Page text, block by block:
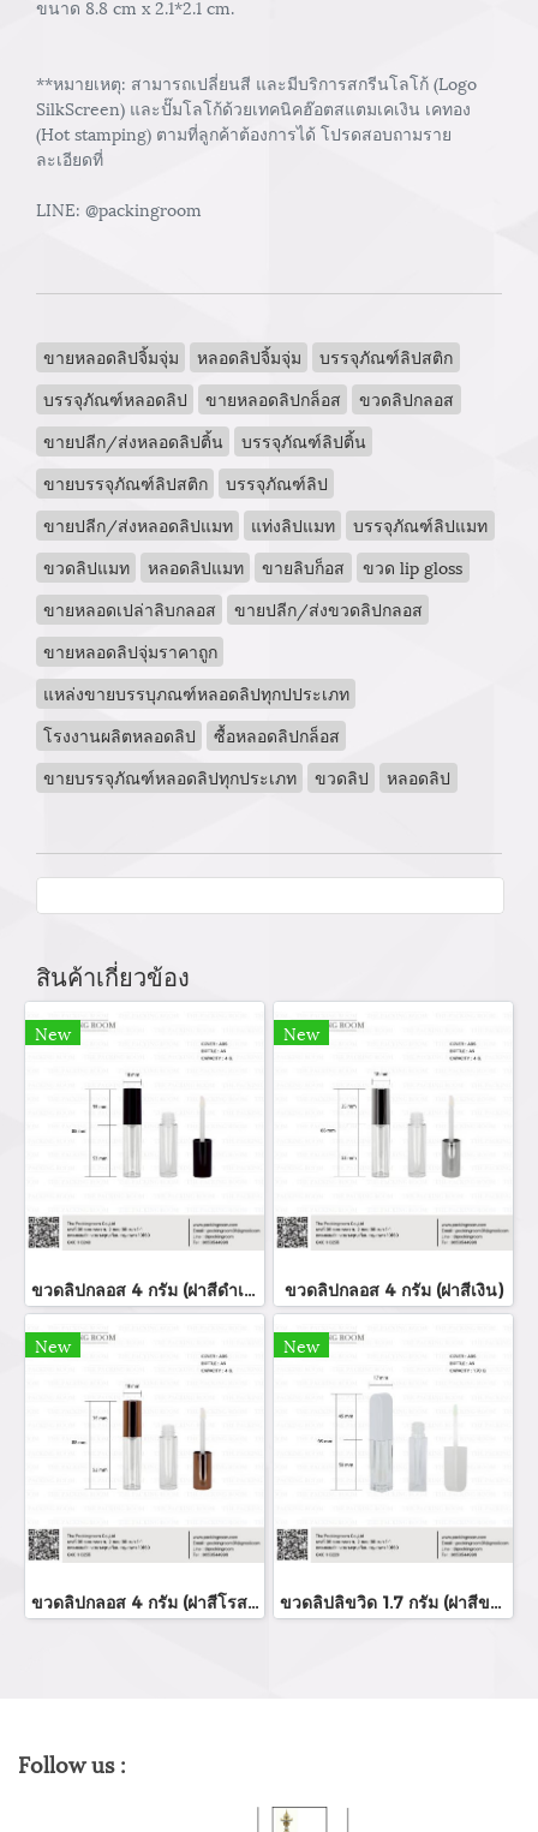
ขนาด 8.8 cm x 2.1*2.1 cm.
**หมายเหตุ: สามารถเปลี่ยนสี และมีบริการสกรีนโลโก้ (Logo
SilkScreen) และปั๊มโลโก้ด้วยเทคนิคฮ๊อตสแตมเคเงิน เคทอง
(Hot stamping) ตามที่ลูกค้าต้องการได้ โปรดสอบถามราย
ละเอียดที่
LINE: @packingroom
ขายหลอดลิปจิ้มจุ่ม หลอดลิปจิ้มจุ่ม
บรรจุภัณฑ์ลิปสติก
บรรจุภัณฑ์หลอดลิป
ขายหลอดลิปกล็อส
ขวดลิปกลอส
ขายปลีก/ส่งหลอดลิปติ้น
บรรจุภัณฑ์ลิปติ้น
ขายบรรจุภัณฑ์ลิปสติก
บรรจุภัณฑ์ลิป
ขายปลีก/ส่งหลอดลิปแมท
แท่งลิปแมท
บรรจุภัณฑ์ลิปแมท
ขวดลิปแมท
หลอดลิปแมท ขายลิบก็อส
ขวด lip gloss
ขายหลอดเปล่าลิบกลอส
ขายปลีก/ส่งขวดลิปกลอส
ขายหลอดลิปจุ่มราคาถูก
แหล่งขายบรรบุภณฑ์หลอดลิปทุกปประเภท
โรงงานผลิตหลอดลิป
ซื้อหลอดลิปกล็อส
ขายบรรจุภัณฑ์หลอดลิปทุกประเภท
ขวดลิป หลอดลิป
สินค้าเกี่ยวข้อง
New
ขวดลิปกลอส 4 กรัม (ฝาสีดำเงา)
New
ขวดลิปกลอส 4 กรัม (ฝาสีเงิน)
New
ขวดลิปกลอส 4 กรัม (ฝาสีโรสโกล์ด)
New
ขวดลิปลิขวิด 1.7 กรัม (ฝาสีขาว)
Follow us :